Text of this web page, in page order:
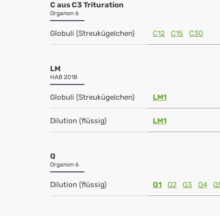
C aus C3 Trituration
Organon 6
Globuli (Streukügelchen) C12 C15 C30
LM
HAB 2018
Globuli (Streukügelchen) LM1
Dilution (flüssig) LM1
Q
Organon 6
Dilution (flüssig) Q1 Q2 Q3 Q4